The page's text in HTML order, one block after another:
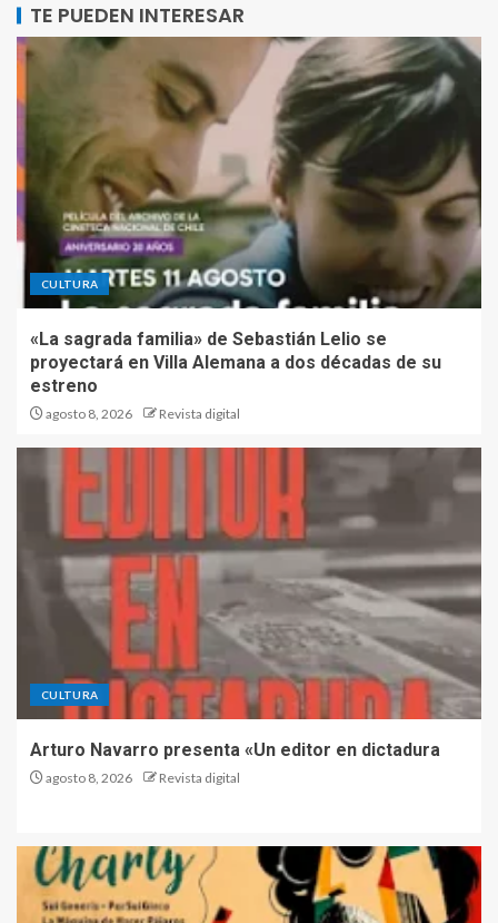
TE PUEDEN INTERESAR
CULTURA
«La sagrada familia» de Sebastián Lelio se
proyectará en Villa Alemana a dos décadas de su
estreno
agosto 8, 2026 Revista digital
CULTURA
Arturo Navarro presenta «Un editor en dictadura
agosto 8, 2026 Revista digital